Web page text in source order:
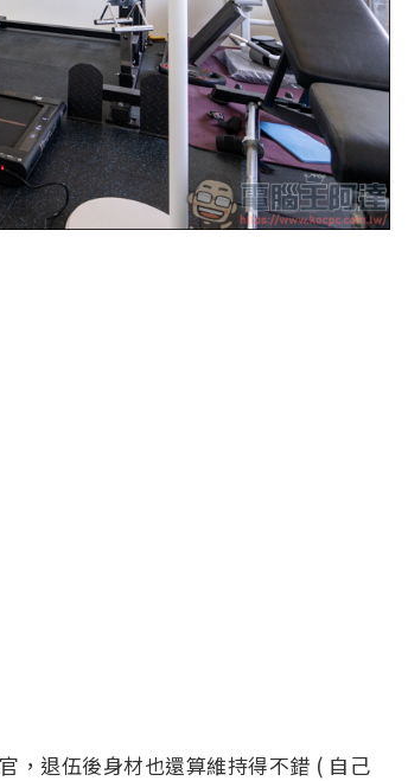
，退伍後身材也還算維持得不錯 ( 自己